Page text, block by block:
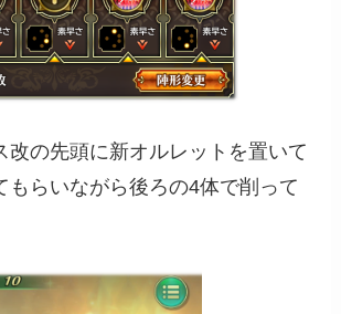
改の先頭に新オルレットを置いて
もらいながら後ろの4体で削って